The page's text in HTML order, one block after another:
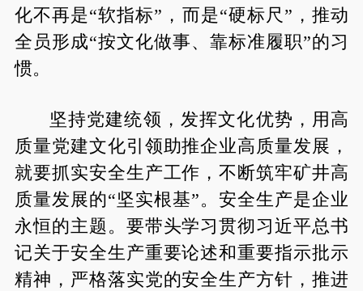
化不再是“软指标”，而是“硬标尺”，推动
全员形成“按文化做事、靠标准履职”的习
惯。
坚持党建统领，发挥文化优势，用高
质量党建文化引领助推企业高质量发展，
就要抓实安全生产工作，不断筑牢矿井高
质量发展的“坚实根基”。安全生产是企业
永恒的主题。要带头学习贯彻习近平总书
记关于安全生产重要论述和重要指示批示
精神，严格落实党的安全生产方针，推进